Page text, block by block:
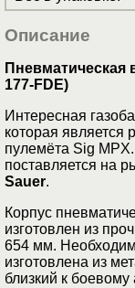
Описание
Пневматическая
177-FDE)
Интересная
которая является
пулемёта Sig
поставляется на
Sauer.
Корпус
изготовлен из
654 мм.
изготовлена из
близкий к боевому